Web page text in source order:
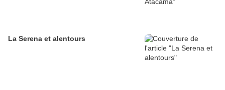
La Serena et alentours